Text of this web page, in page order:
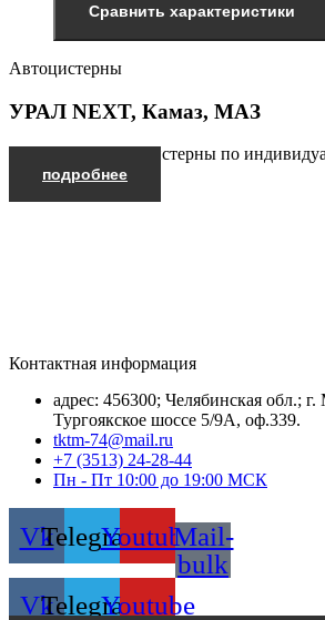
Сравнить характеристики
Автоцистерны
УРАЛ NEXT, Камаз, МАЗ
Производим автоцистерны по
подробнее
Контактная информация
адрес: 456300; Челябинская обл.; г.
Тургоякское шоссе 5/9А, оф.339.
tktm-74@mail.ru
+7 (3513) 24-28-44
Пн - Пт 10:00 до 19:00 МСК
VkTelegramYoutubeMail-
bulk
VkTelegramYoutube